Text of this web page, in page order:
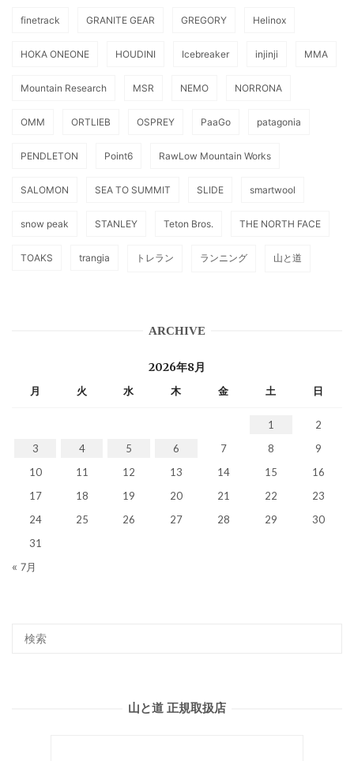
finetrack GRANITE GEAR GREGORY Helinox
HOKA ONEONE HOUDINI Icebreaker injinji MMA
Mountain Research MSR NEMO NORRONA
OMM ORTLIEB OSPREY PaaGo patagonia
PENDLETON Point6 RawLow Mountain Works
SALOMON SEA TO SUMMIT SLIDE smartwool
snow peak STANLEY Teton Bros. THE NORTH FACE
TOAKS trangia トレラン ランニング 山と道
ARCHIVE
2026年8月
月 火 水 木 金 土 日
1
2
3
4 5 6 7 8
9
10
11 12 13 14 15
16
17
18 19 20 21 22
23
24
25 26 27 28 29
30
31
« 7月
山と道 正規取扱店